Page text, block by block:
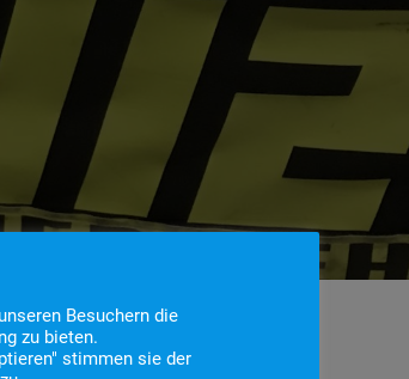
Besuchern die
zu bieten.
stimmen sie der